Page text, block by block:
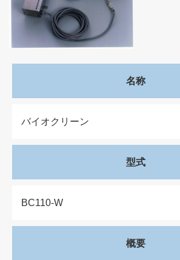
名称
バイオクリーン
型式
BC110-W
概要